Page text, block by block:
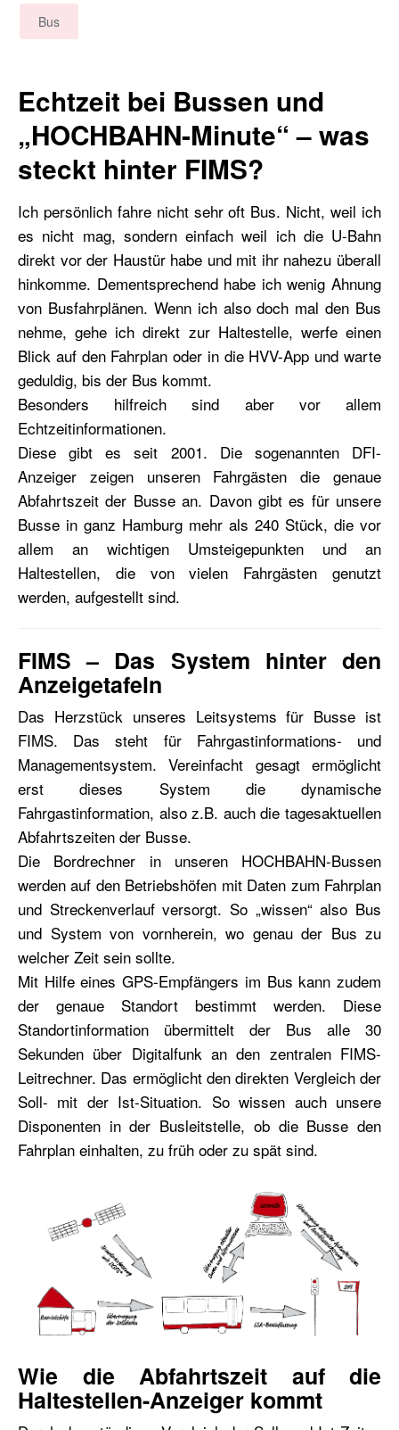
Bus
Echtzeit bei Bussen und
„HOCHBAHN-Minute“ – was
steckt hinter FIMS?
Ich persönlich fahre nicht sehr oft Bus. Nicht, weil ich
es nicht mag, sondern einfach weil ich die U-Bahn
direkt vor der Haustür habe und mit ihr nahezu überall
hinkomme. Dementsprechend habe ich wenig Ahnung
von Busfahrplänen. Wenn ich also doch mal den Bus
nehme, gehe ich direkt zur Haltestelle, werfe einen
Blick auf den Fahrplan oder in die HVV-App und warte
geduldig, bis der Bus kommt.
Besonders hilfreich sind aber vor allem
Echtzeitinformationen.
Diese gibt es seit 2001. Die sogenannten DFI-
Anzeiger zeigen unseren Fahrgästen die genaue
Abfahrtszeit der Busse an. Davon gibt es für unsere
Busse in ganz Hamburg mehr als 240 Stück, die vor
allem an wichtigen Umsteigepunkten und an
Haltestellen, die von vielen Fahrgästen genutzt
werden, aufgestellt sind.
FIMS – Das System hinter den
Anzeigetafeln
Das Herzstück unseres Leitsystems für Busse ist
FIMS. Das steht für Fahrgastinformations- und
Managementsystem. Vereinfacht gesagt ermöglicht
erst dieses System die dynamische
Fahrgastinformation, also z.B. auch die tagesaktuellen
Abfahrtszeiten der Busse.
Die Bordrechner in unseren HOCHBAHN-Bussen
werden auf den Betriebshöfen mit Daten zum Fahrplan
und Streckenverlauf versorgt. So „wissen“ also Bus
und System von vornherein, wo genau der Bus zu
welcher Zeit sein sollte.
Mit Hilfe eines GPS-Empfängers im Bus kann zudem
der genaue Standort bestimmt werden. Diese
Standortinformation übermittelt der Bus alle 30
Sekunden über Digitalfunk an den zentralen FIMS-
Leitrechner. Das ermöglicht den direkten Vergleich der
Soll- mit der Ist-Situation. So wissen auch unsere
Disponenten in der Busleitstelle, ob die Busse den
Fahrplan einhalten, zu früh oder zu spät sind.
Wie die Abfahrtszeit auf die
Haltestellen-Anzeiger kommt